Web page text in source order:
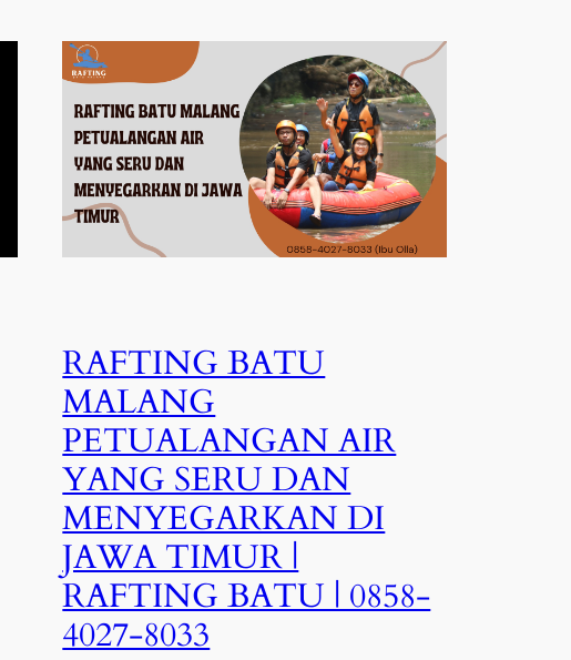
RAFTING BATU
MALANG
PETUALANGAN AIR
YANG SERU DAN
MENYEGARKAN DI
JAWA TIMUR |
RAFTING BATU | 0858-
4027-8033